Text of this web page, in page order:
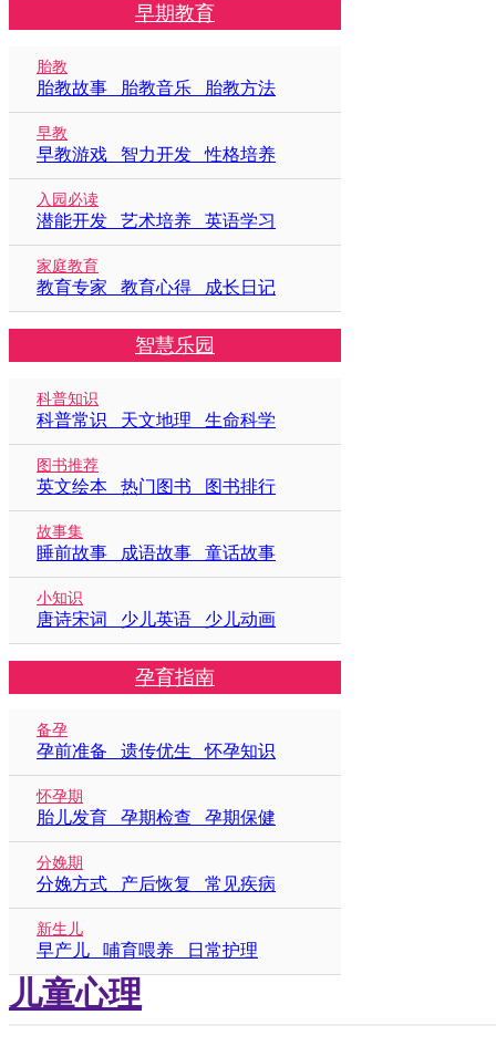
早期教育
胎教
胎教故事 胎教音乐 胎教方法
早教
早教游戏 智力开发 性格培养
入园必读
潜能开发 艺术培养 英语学习
家庭教育
教育专家 教育心得 成长日记
智慧乐园
科普知识
科普常识 天文地理 生命科学
图书推荐
英文绘本 热门图书 图书排行
故事集
睡前故事 成语故事 童话故事
小知识
唐诗宋词 少儿英语 少儿动画
孕育指南
备孕
孕前准备 遗传优生 怀孕知识
怀孕期
胎儿发育 孕期检查 孕期保健
分娩期
分娩方式 产后恢复 常见疾病
新生儿
早产儿 哺育喂养 日常护理
儿童心理